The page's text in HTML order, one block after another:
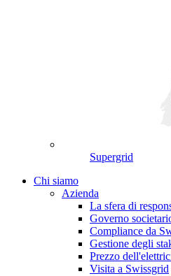
Supergrid
Chi siamo
Azienda
La sfera di
Governo
Compliance da
Gestione degli
Prezzo
Visita a Swissgrid